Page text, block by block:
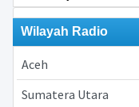
Wilayah Radio
Aceh
Sumatera Utara